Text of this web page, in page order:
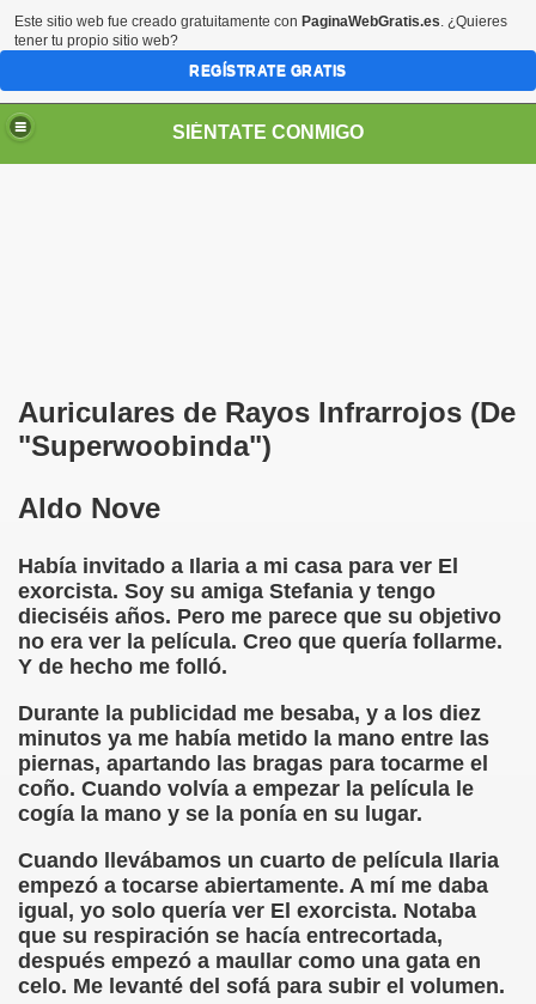
SIÉNTATE CONMIGO
Auriculares de Rayos Infrarrojos (De
"Superwoobinda")
Aldo Nove
Había invitado a Ilaria a mi casa para ver El
exorcista. Soy su amiga Stefania y tengo
dieciséis años. Pero me parece que su objetivo
no era ver la película. Creo que quería follarme.
Y de hecho me folló.
Durante la publicidad me besaba, y a los diez
minutos ya me había metido la mano entre las
piernas, apartando las bragas para tocarme el
coño. Cuando volvía a empezar la película le
cogía la mano y se la ponía en su lugar.
Cuando llevábamos un cuarto de película Ilaria
empezó a tocarse abiertamente. A mí me daba
igual, yo solo quería ver El exorcista. Notaba
que su respiración se hacía entrecortada,
después empezó a maullar como una gata en
celo. Me levanté del sofá para subir el volumen.
(Camilo José Cela)
Español
Gallego)
Este sitio web fue creado gratuitamente con PaginaWebGratis.es. ¿Quieres
tener tu propio sitio web?
REGÍSTRATE GRATIS